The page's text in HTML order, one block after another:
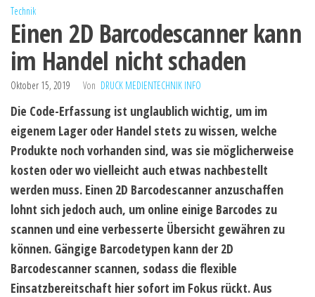
Technik
Einen 2D Barcodescanner kann
im Handel nicht schaden
Oktober 15, 2019 Von DRUCK MEDIENTECHNIK INFO
Die Code-Erfassung ist unglaublich wichtig, um im
eigenem Lager oder Handel stets zu wissen, welche
Produkte noch vorhanden sind, was sie möglicherweise
kosten oder wo vielleicht auch etwas nachbestellt
werden muss. Einen 2D Barcodescanner anzuschaffen
lohnt sich jedoch auch, um online einige Barcodes zu
scannen und eine verbesserte Übersicht gewähren zu
können. Gängige Barcodetypen kann der 2D
Barcodescanner scannen, sodass die flexible
Einsatzbereitschaft hier sofort im Fokus rückt. Aus